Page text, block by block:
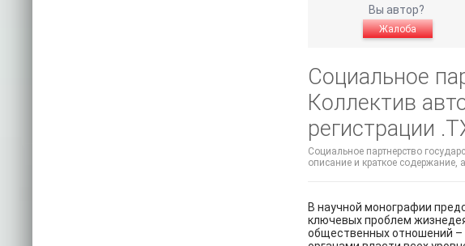
Вы автор?
Жалоба
Социальное
Коллектив
регистрации
Социальное партнерство
описание и краткое содержание,
В научной монографии
ключевых проблем
общественных отношений –